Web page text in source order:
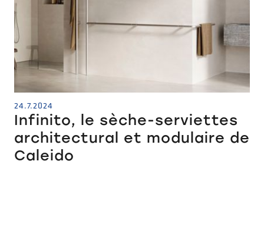
24.7.2024
Infinito, le sèche-serviettes
architectural et modulaire de
Caleido